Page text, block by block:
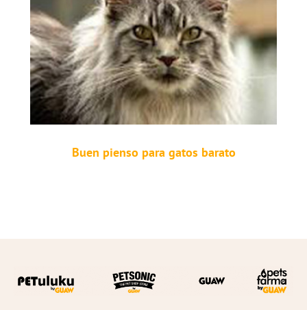
Buen pienso para gatos barato